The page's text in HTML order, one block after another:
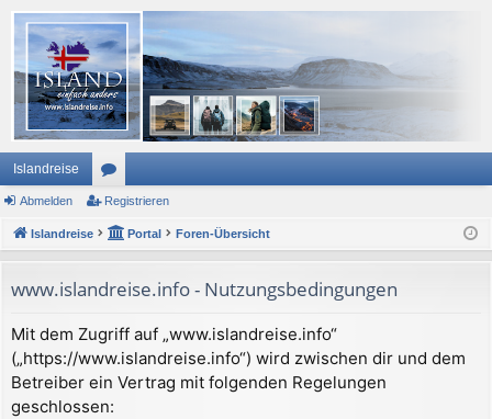
Islandreise
or
en
Abmelden Registrieren
Islandreise Portal Foren-Übersicht
www.islandreise.info - Nutzungsbedingungen
Mit dem Zugriff auf „www.islandreise.info“
(„https://www.islandreise.info“) wird zwischen dir und dem
Betreiber ein Vertrag mit folgenden Regelungen
geschlossen: